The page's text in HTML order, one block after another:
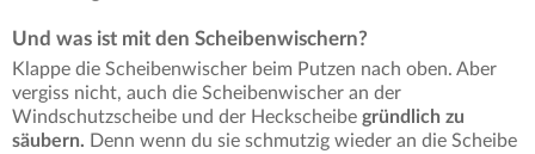
Und was ist mit den Scheibenwischern?
Klappe die Scheibenwischer beim Putzen nach oben. Aber
vergiss nicht, auch die Scheibenwischer an der
Windschutzscheibe und der Heckscheibe gründlich zu
säubern. Denn wenn du sie schmutzig wieder an die Scheibe